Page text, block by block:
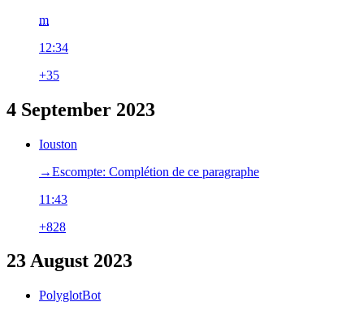
m
12:34
+35
4 September 2023
Iouston
→‎Escompte: Complétion de ce paragraphe
11:43
+828
23 August 2023
PolyglotBot